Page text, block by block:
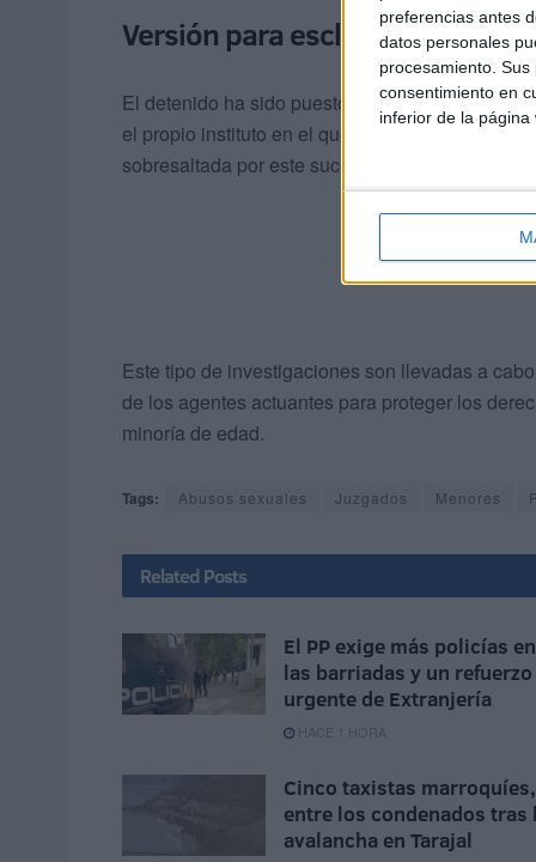
preferencias antes
datos personales
procesamiento.
consentimiento en
inferior de la página
Versión para esclarecer en el
El detenido ha sido puesto a disposición
el propio instituto en el que trabaja, cuya
sobresaltada por este suceso.
Este tipo de investigaciones son llevadas a
de los agentes actuantes para proteger los
minoría de edad.
Tags: Abusos sexuales Juzgados Menores
Related Posts
El PP exige más policías en
las barriadas y un refuerzo
urgente de Extranjería
HACE 1 HORA
Cinco taxistas marroquíes,
entre los condenados tras
avalancha en Tarajal